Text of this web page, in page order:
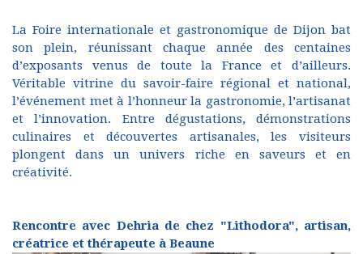
La Foire internationale et gastronomique de Dijon bat
son plein, réunissant chaque année des centaines
d’exposants venus de toute la France et d’ailleurs.
Véritable vitrine du savoir-faire régional et national,
l’événement met à l’honneur la gastronomie, l’artisanat
et l’innovation. Entre dégustations, démonstrations
culinaires et découvertes artisanales, les visiteurs
plongent dans un univers riche en saveurs et en
créativité.
Rencontre avec Dehria de chez "Lithodora", artisan,
créatrice et thérapeute à Beaune